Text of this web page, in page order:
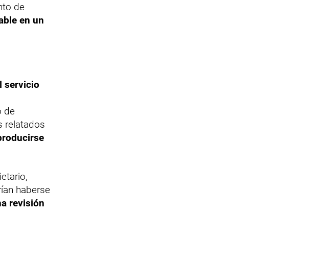
de
en un
servicio
de
relatados
haberse
revisión